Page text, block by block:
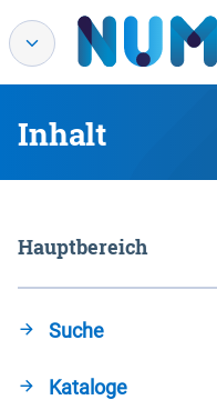
Inhalt
Hauptbereich
Suche
Kataloge